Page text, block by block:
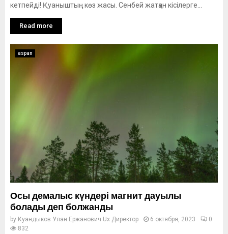
кетпейді! Қуаныштың көз жасы. Сенбей жатқан кісілерге...
Read more
aspan
Осы демалыс күндері магнит дауылы
болады деп болжанды
by Куандыков Улан Ержанович Ux Директор 6 октября, 2023
0
832